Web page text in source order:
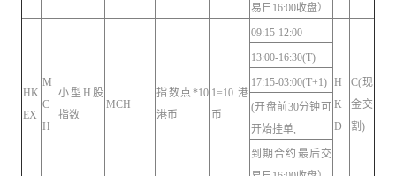
易日16:00收盘）
HK
EX
M
C
H
小型H股
指数
MCH
指数点*10
港币
1=10港
币
09:15-12:00
H
K
D
C(现
金交
割)
13:00-16:30(T)
17:15-03:00(T+1)
(开盘前30分钟可
开始挂单,
到期合约最后交